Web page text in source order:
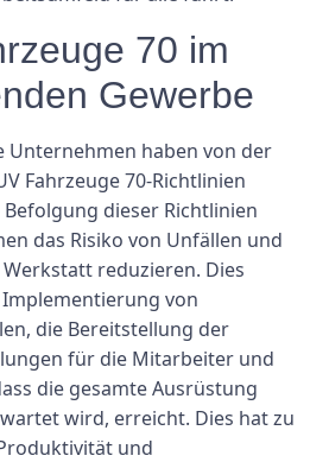
70 im
Gewerbe
Unternehmen haben von der
Fahrzeuge 70-Richtlinien
dieser Richtlinien
das Risiko von Unfällen und
reduzieren. Dies
von
die Bereitstellung der
für die Mitarbeiter und
die gesamte Ausrüstung
wird, erreicht. Dies hat zu
und